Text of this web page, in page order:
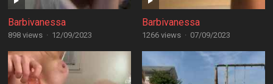
Barbivanessa
898 views · 12/09/2023
Barbivanessa
1266 views · 07/09/2023